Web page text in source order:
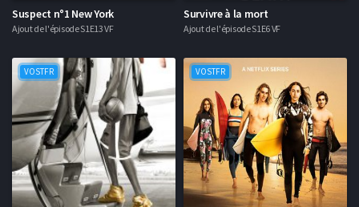
Suspect n°1 New York
Ajout de l'épisode S1E13 VF
Survivre à la mort
Ajout de l'épisode S1E6 VF
VOSTFR VOSTFR